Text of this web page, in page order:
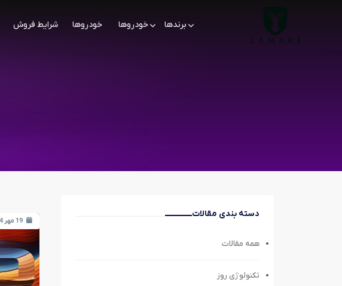
برندها خودروها خودروها شرایط فروش
دسته بندی مقالات
همه مقالات
تکنولوژی روز